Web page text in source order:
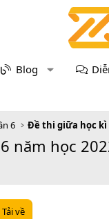
Blog
6 Đề thi giữa học kì
năm học
Tải về